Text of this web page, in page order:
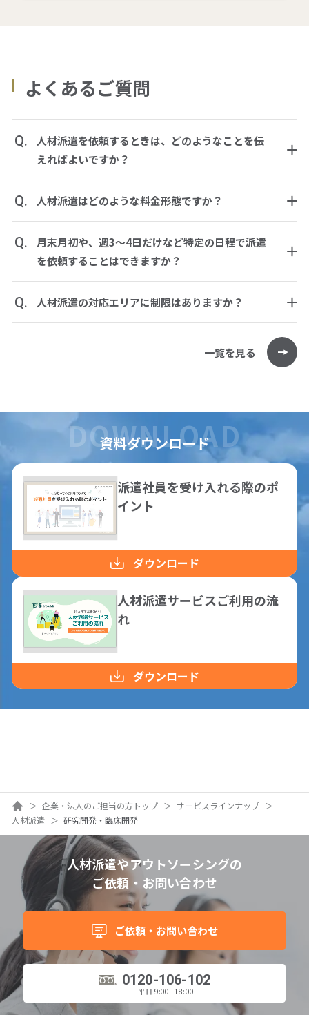
よくあるご質問
Q.
人材派遣を依頼するときは、どのようなことを伝
えればよいですか？
Q. 人材派遣はどのような料金形態ですか？
Q.
月末月初や、週3～4日だけなど特定の日程で派遣
を依頼することはできますか？
Q. 人材派遣の対応エリアに制限はありますか？
一覧を見る
資料ダウンロード
派遣社員を受け入れる際のポ
イント
ダウンロード
人材派遣サービスご利用の流
れ
ダウンロード
ホーム企業・法人のご担当の方トップ
サービスラインナップ
人材派遣
研究開発・臨床開発
人材派遣やアウトソーシングの
ご依頼・お問い合わせ
ご依頼・お問い合わせ
0120-106-102
平日 9:00 - 18:00